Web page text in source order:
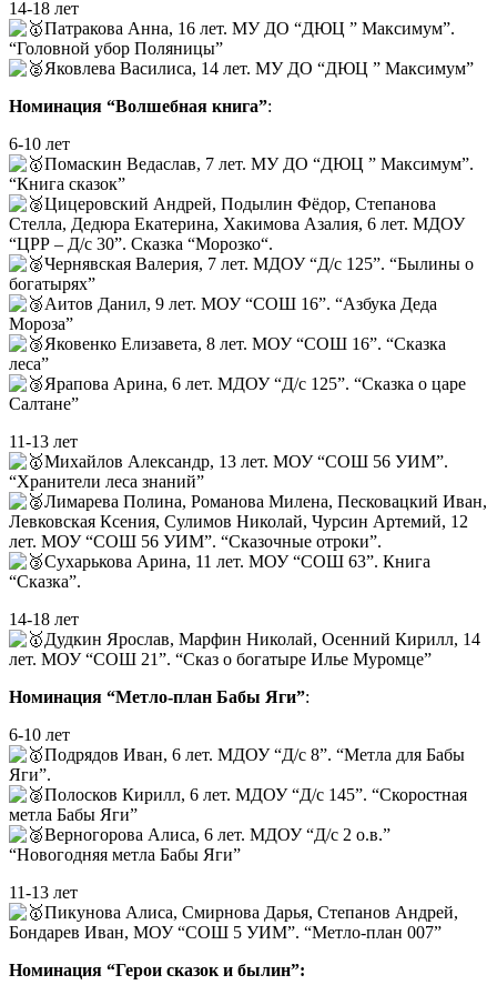
14-18 лет
Патракова Анна, 16 лет. МУ ДО “ДЮЦ ” Максимум”.
“Головной убор Поляницы”
Яковлева Василиса, 14 лет. МУ ДО “ДЮЦ ” Максимум”
Номинация “Волшебная книга”:
6-10 лет
Помаскин Ведаслав, 7 лет. МУ ДО “ДЮЦ ” Максимум”.
“Книга сказок”
Цицеровский Андрей, Подылин Фёдор, Степанова
Стелла, Дедюра Екатерина, Хакимова Азалия, 6 лет. МДОУ
“ЦРР – Д/с 30”. Сказка “Морозко“.
Чернявская Валерия, 7 лет. МДОУ “Д/с 125”. “Былины о
богатырях”
Аитов Данил, 9 лет. МОУ “СОШ 16”. “Азбука Деда
Мороза”
Яковенко Елизавета, 8 лет. МОУ “СОШ 16”. “Сказка
леса”
Ярапова Арина, 6 лет. МДОУ “Д/с 125”. “Сказка о царе
Салтане”
11-13 лет
Михайлов Александр, 13 лет. МОУ “СОШ 56 УИМ”.
“Хранители леса знаний”
Лимарева Полина, Романова Милена, Песковацкий Иван,
Левковская Ксения, Сулимов Николай, Чурсин Артемий, 12
лет. МОУ “СОШ 56 УИМ”. “Сказочные отроки”.
Сухарькова Арина, 11 лет. МОУ “СОШ 63”. Книга
“Сказка”.
14-18 лет
Дудкин Ярослав, Марфин Николай, Осенний Кирилл, 14
лет. МОУ “СОШ 21”. “Сказ о богатыре Илье Муромце”
Номинация “Метло-план Бабы Яги”:
6-10 лет
Подрядов Иван, 6 лет. МДОУ “Д/с 8”. “Метла для Бабы
Яги”.
Полосков Кирилл, 6 лет. МДОУ “Д/с 145”. “Скоростная
метла Бабы Яги”
Верногорова Алиса, 6 лет. МДОУ “Д/с 2 о.в.”
“Новогодняя метла Бабы Яги”
11-13 лет
Пикунова Алиса, Смирнова Дарья, Степанов Андрей,
Бондарев Иван, МОУ “СОШ 5 УИМ”. “Метло-план 007”
Номинация “Герои сказок и былин”: